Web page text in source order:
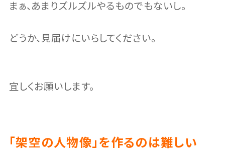
まぁ、あまりズルズルやるものでもないし。
どうか、見届けにいらしてください。
宜しくお願いします。
「架空の人物像」を作るのは難しい